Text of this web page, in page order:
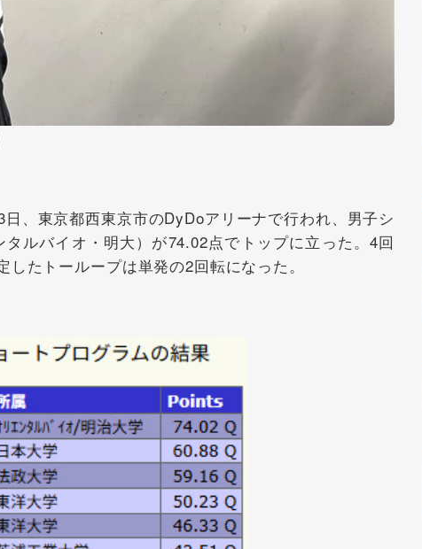
、東京都西東京市のDyDoアリーナで行われ、男子シ
タルバイオ・明大）が74.02点でトップに立った。4回
たトーループは単発の2回転になった。